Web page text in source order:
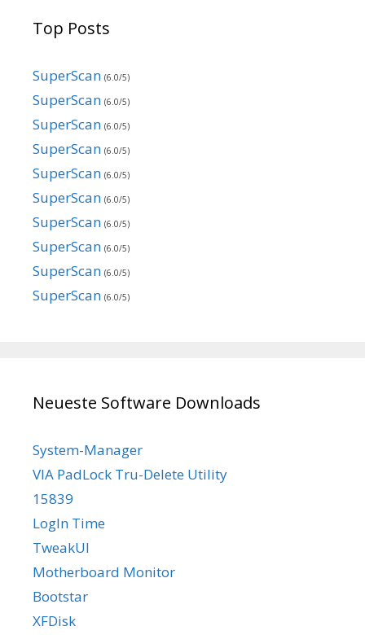
Top Posts
SuperScan (6.0/5)
SuperScan (6.0/5)
SuperScan (6.0/5)
SuperScan (6.0/5)
SuperScan (6.0/5)
SuperScan (6.0/5)
SuperScan (6.0/5)
SuperScan (6.0/5)
SuperScan (6.0/5)
SuperScan (6.0/5)
Neueste Software Downloads
System-Manager
VIA PadLock Tru-Delete Utility
15839
LogIn Time
TweakUI
Motherboard Monitor
Bootstar
XFDisk